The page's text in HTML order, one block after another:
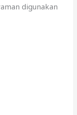
digunakan